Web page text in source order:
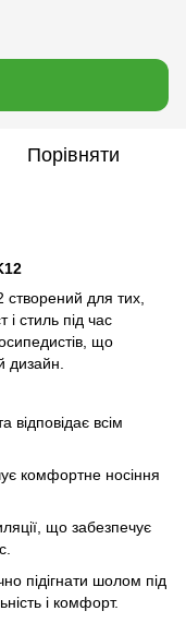
Порівняти
для тих,
стиль під час
що
дизайн.
відповідає всім
комфортне носіння
що забезпечує
підігнати шолом під
і комфорт.